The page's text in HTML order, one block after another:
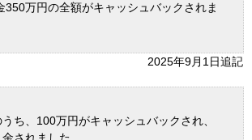
350万円の全額がキャッシュバックされま
2025年9月1日追記
ち、100万円がキャッシュバックされ、